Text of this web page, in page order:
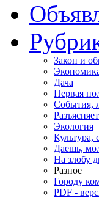
Закон и
Дача
Первая
События,
Экология
Культура,
Даешь,
На злобу
Разное
Городу
PDF -